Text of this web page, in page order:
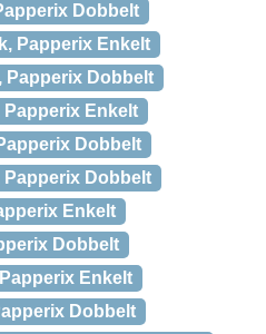
Dobbelt
Papperix Enkelt
Papperix Dobbelt
Papperix Enkelt
Dobbelt
Papperix Dobbelt
Enkelt
Dobbelt
Enkelt
Dobbelt